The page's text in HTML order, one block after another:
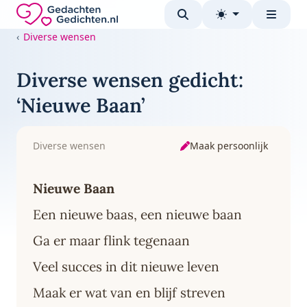
Direct naar de inhoud
Gedachten-Gedichten.nl — naar de homepage
Diverse wensen
Diverse wensen gedicht:
‘Nieuwe Baan’
Diverse wensen Maak persoonlijk
Nieuwe Baan
Een nieuwe baas, een nieuwe baan
Ga er maar flink tegenaan
Veel succes in dit nieuwe leven
Maak er wat van en blijf streven